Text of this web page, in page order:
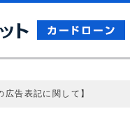
広告表記に関して】